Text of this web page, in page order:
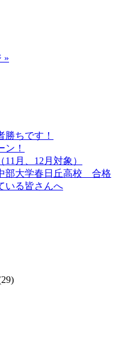
»
勝ちです！
ン！
月、12月対象）
部大学春日丘高校 合格
いる皆さんへ